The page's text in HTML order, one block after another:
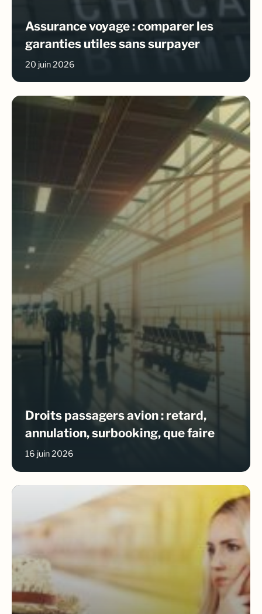
Assurance voyage : comparer les
garanties utiles sans surpayer
20 juin 2026
Droits passagers avion : retard,
annulation, surbooking, que faire
16 juin 2026